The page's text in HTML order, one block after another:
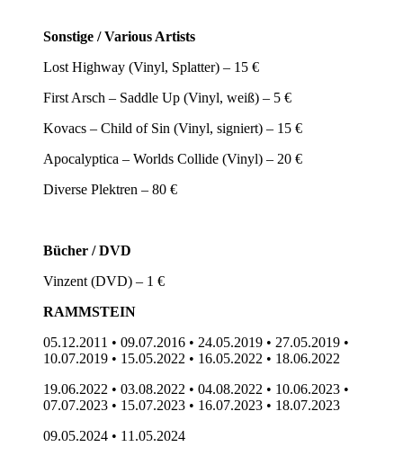
Sonstige / Various Artists
Lost Highway (Vinyl, Splatter) – 15 €
First Arsch – Saddle Up (Vinyl, weiß) – 5 €
Kovacs – Child of Sin (Vinyl, signiert) – 15 €
Apocalyptica – Worlds Collide (Vinyl) – 20 €
Diverse Plektren – 80 €
Bücher / DVD
Vinzent (DVD) – 1 €
RAMMSTEIN
05.12.2011 • 09.07.2016 • 24.05.2019 • 27.05.2019 •
10.07.2019 • 15.05.2022 • 16.05.2022 • 18.06.2022
19.06.2022 • 03.08.2022 • 04.08.2022 • 10.06.2023 •
07.07.2023 • 15.07.2023 • 16.07.2023 • 18.07.2023
09.05.2024 • 11.05.2024